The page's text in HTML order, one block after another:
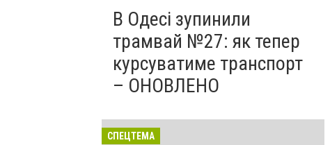
В Одесі зупинили
трамвай №27: як тепер
курсуватиме транспорт
– ОНОВЛЕНО
СПЕЦТЕМА